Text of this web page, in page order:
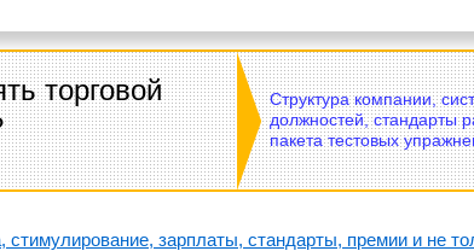
торговой
Структура компании,
должностей, стандарты
пакета тестовых
зарплаты, стандарты, премии и не